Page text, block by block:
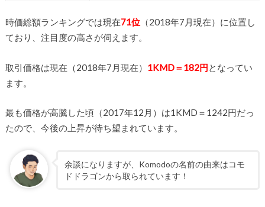
時価総額ランキングでは現在71位（2018年7月現在）に位置し
ており、注目度の高さが伺えます。
取引価格は現在（2018年7月現在） 1KMD＝182円となってい
ます。
最も価格が高騰した頃（2017年12月）は1KMD＝1242円だっ
たので、今後の上昇が待ち望まれています。
余談になりますが、Komodoの名前の由来はコモ
ドドラゴンから取られています！